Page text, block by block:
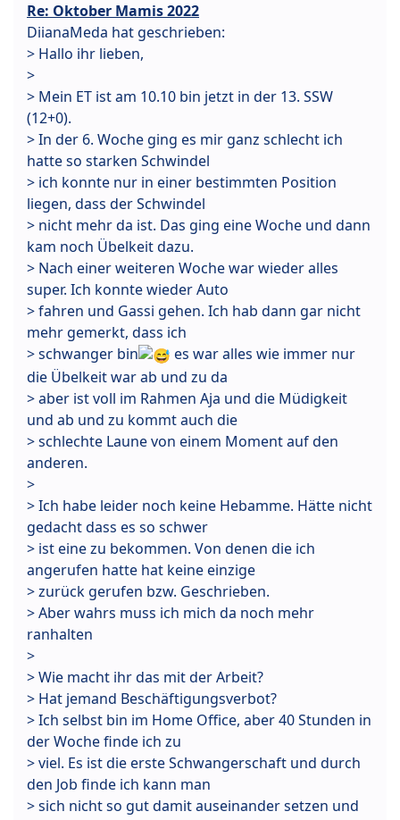
Re: Oktober Mamis 2022
DiianaMeda hat geschrieben:
> Hallo ihr lieben,
>
> Mein ET ist am 10.10 bin jetzt in der 13. SSW
(12+0).
> In der 6. Woche ging es mir ganz schlecht ich
hatte so starken Schwindel
> ich konnte nur in einer bestimmten Position
liegen, dass der Schwindel
> nicht mehr da ist. Das ging eine Woche und dann
kam noch Übelkeit dazu.
> Nach einer weiteren Woche war wieder alles
super. Ich konnte wieder Auto
> fahren und Gassi gehen. Ich hab dann gar nicht
mehr gemerkt, dass ich
> schwanger bin
es war alles wie immer nur
die Übelkeit war ab und zu da
> aber ist voll im Rahmen Aja und die Müdigkeit
und ab und zu kommt auch die
> schlechte Laune von einem Moment auf den
anderen.
>
> Ich habe leider noch keine Hebamme. Hätte nicht
gedacht dass es so schwer
> ist eine zu bekommen. Von denen die ich
angerufen hatte hat keine einzige
> zurück gerufen bzw. Geschrieben.
> Aber wahrs muss ich mich da noch mehr
ranhalten
>
> Wie macht ihr das mit der Arbeit?
> Hat jemand Beschäftigungsverbot?
> Ich selbst bin im Home Office, aber 40 Stunden in
der Woche finde ich zu
> viel. Es ist die erste Schwangerschaft und durch
den Job finde ich kann man
> sich nicht so gut damit auseinander setzen und